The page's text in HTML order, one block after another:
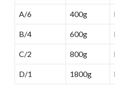
A/6 400g
B/4 600g
C/2 800g
D/1 1800g